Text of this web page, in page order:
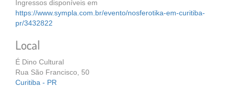
Ingressos disponíveis em
https://www.sympla.com.br/evento/nosferotika-em-curitiba-
pr/3432822
Local
É Dino Cultural
Rua São Francisco, 50
Curitiba - PR